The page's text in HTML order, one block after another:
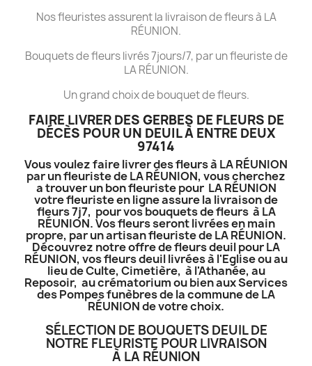
Nos fleuristes assurent la livraison de fleurs à LA
RÉUNION.
Bouquets de fleurs livrés 7jours/7, par un fleuriste de
LA RÉUNION.
Un grand choix de bouquet de fleurs.
FAIRE LIVRER DES GERBES DE FLEURS DE
DÉCÈS POUR UN DEUIL À ENTRE DEUX
97414
Vous voulez faire livrer des fleurs à LA RÉUNION
par un fleuriste de LA RÉUNION, vous cherchez
a trouver un bon fleuriste pour LA RÉUNION
votre fleuriste en ligne assure la livraison de
fleurs 7j7, pour vos bouquets de fleurs à LA
RÉUNION. Vos fleurs seront livrées en main
propre, par un artisan fleuriste de LA RÉUNION.
Découvrez notre offre de fleurs deuil pour LA
RÉUNION, vos fleurs deuil livrées à l'Eglise ou au
lieu de Culte, Cimetière, à l'Athanée, au
Reposoir, au crématorium ou bien aux Services
des Pompes funèbres de la commune de LA
RÉUNION de votre choix.
SÉLECTION DE BOUQUETS DEUIL DE
NOTRE FLEURISTE POUR LIVRAISON
À LA RÉUNION